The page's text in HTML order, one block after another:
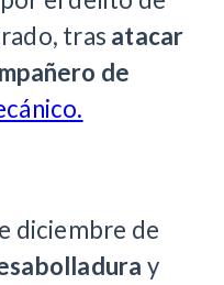
tras atacar
de
diciembre de
y